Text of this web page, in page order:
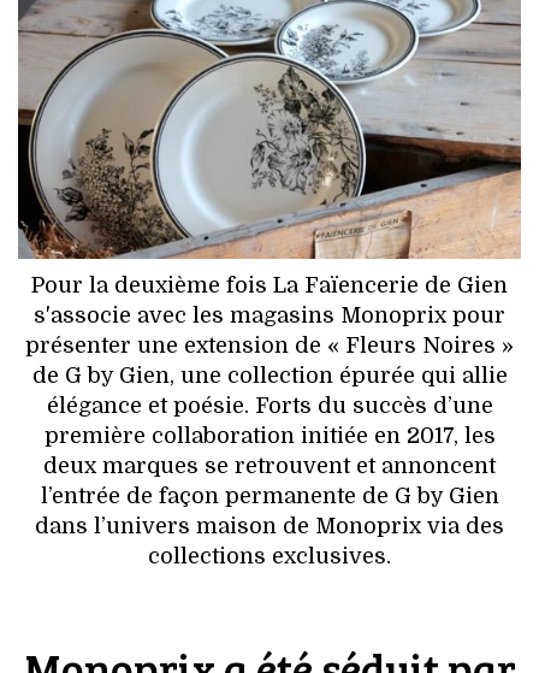
CULTURE
HIGH TECH
MAISON
AUTO
LIEUX TENDANCES
BEAUTÉ
MODE DE RUE
JEUNES CRÉATEURS
HISTOIRE DES MARQUES
VOYAGES & LOISIRS
Pour la deuxième fois La Faïencerie de Gien
s'associe avec les magasins Monoprix pour
présenter une extension de « Fleurs Noires »
de G by Gien, une collection épurée qui allie
élégance et poésie. Forts du succès d’une
première collaboration initiée en 2017, les
deux marques se retrouvent et annoncent
l’entrée de façon permanente de G by Gien
dans l’univers maison de Monoprix via des
collections exclusives.